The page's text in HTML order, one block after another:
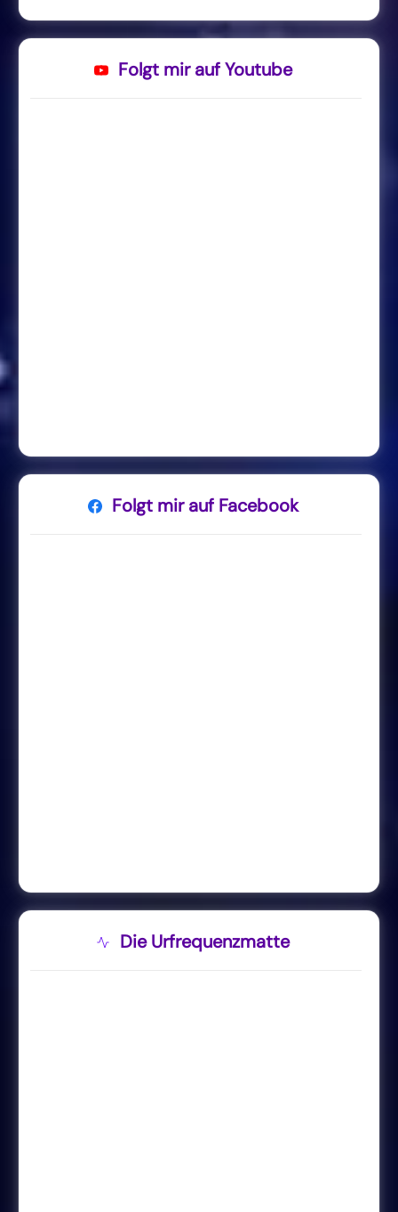
Folgt mir auf Youtube
Folgt mir auf Facebook
Die Urfrequenzmatte